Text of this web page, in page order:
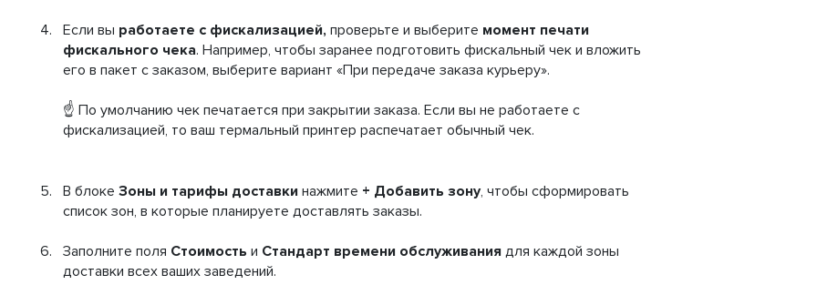
Если вы работаете с фискализацией, проверьте и выберите момент печати
фискального чека. Например, чтобы заранее подготовить фискальный чек и вложить
его в пакет с заказом, выберите вариант «При передаче заказа курьеру».
☝️ По умолчанию чек печатается при закрытии заказа. Если вы не работаете с
фискализацией, то ваш термальный принтер распечатает обычный чек.
В блоке Зоны и тарифы доставкинажмите + Добавить зону, чтобы сформировать
список зон, в которые планируете доставлять заказы.
Заполните поля Стоимость и Стандарт времени обслуживаниядля каждой зоны
доставки всех ваших заведений.